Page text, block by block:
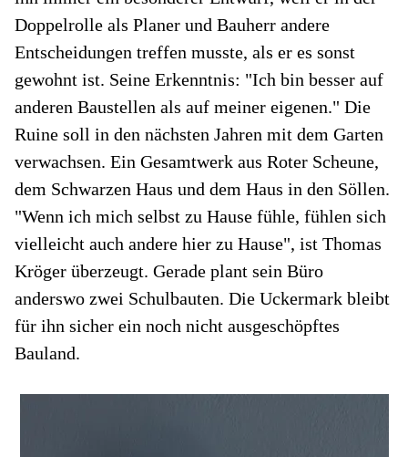
Doppelrolle als Planer und Bauherr andere
Entscheidungen treffen musste, als er es sonst
gewohnt ist. Seine Erkenntnis: "Ich bin besser auf
anderen Baustellen als auf meiner eigenen." Die
Ruine soll in den nächsten Jahren mit dem Garten
verwachsen. Ein Gesamtwerk aus Roter Scheune,
dem Schwarzen Haus und dem Haus in den Söllen.
"Wenn ich mich selbst zu Hause fühle, fühlen sich
vielleicht auch andere hier zu Hause", ist Thomas
Kröger überzeugt. Gerade plant sein Büro
anderswo zwei Schulbauten. Die Uckermark bleibt
für ihn sicher ein noch nicht ausgeschöpftes
Bauland.